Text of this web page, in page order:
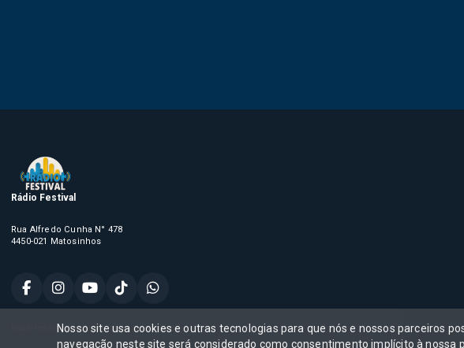
Rádio Festival
Rua Alfredo Cunha N° 478
4450-021 Matosinhos
Rádio Festival, Todos os direitos reservados,
Nosso site usa cookies e outras tecnologias para que nós e nossos parceiros
navegação neste site será considerado como consentimento implícito à nossa